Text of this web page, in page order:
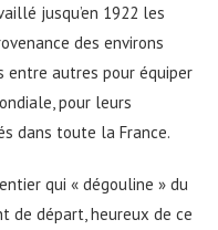
jusqu’en 1922 les
des environs
entre autres pour équiper
pour leurs
dans toute la France.
qui « dégouline » du
de départ, heureux de ce